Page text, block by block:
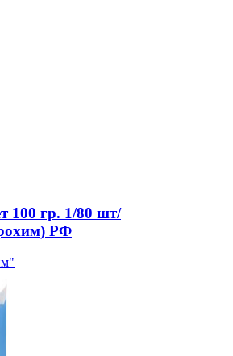
100 гр. 1/80 шт/
РФ